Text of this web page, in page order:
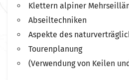
Klettern alpiner
Abseiltechniken
Aspekte des
Tourenplanung
(Verwendung von Keilen